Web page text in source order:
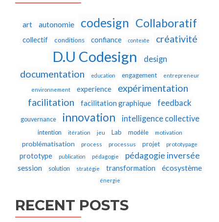
art autonomie codesign Collaboratif
collectif conditions confiance contexte créativité
D.U Codesign design
documentation education engagement entrepreneur
environnement experience
expérimentation
facilitation
facilitation graphique feedback
gouvernance innovation intelligence collective
intention itération jeu Lab modèle motivation
problématisation process processus projet prototypage
prototype publication pédagogie pédagogie inversée
session solution stratégie transformation écosystème
énergie
RECENT POSTS